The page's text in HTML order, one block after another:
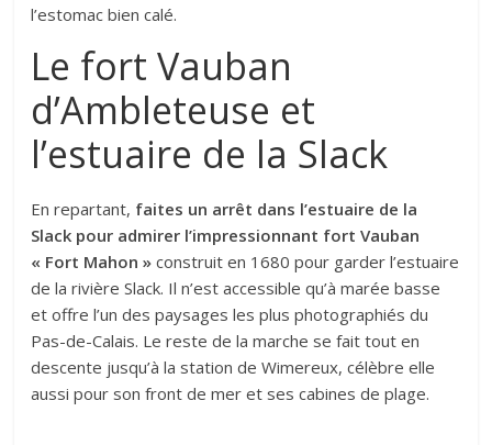
l’estomac bien calé.
Le fort Vauban
d’Ambleteuse et
l’estuaire de la Slack
En repartant, faites un arrêt dans l’estuaire de la
Slack pour admirer l’impressionnant fort Vauban
« Fort Mahon » construit en 1680 pour garder l’estuaire
de la rivière Slack. Il n’est accessible qu’à marée basse
et offre l’un des paysages les plus photographiés du
Pas-de-Calais. Le reste de la marche se fait tout en
descente jusqu’à la station de Wimereux, célèbre elle
aussi pour son front de mer et ses cabines de plage.